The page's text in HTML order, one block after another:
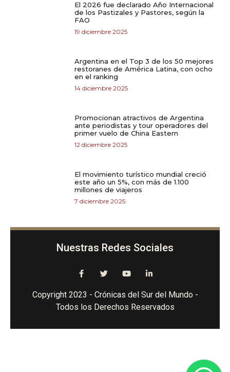
El 2026 fue declarado Año Internacional
de los Pastizales y Pastores, según la
FAO
19 diciembre 2025
Argentina en el Top 3 de los 50 mejores
restoranes de América Latina, con ocho
en el ranking
14 diciembre 2025
Promocionan atractivos de Argentina
ante periodistas y tour operadores del
primer vuelo de China Eastern
12 diciembre 2025
El movimiento turístico mundial creció
este año un 5%, con más de 1.100
millones de viajeros
7 diciembre 2025
Nuestras Redes Sociales
Copyright 2023 - Crónicas del Sur del Mundo -
Todos los Derechos Reservados